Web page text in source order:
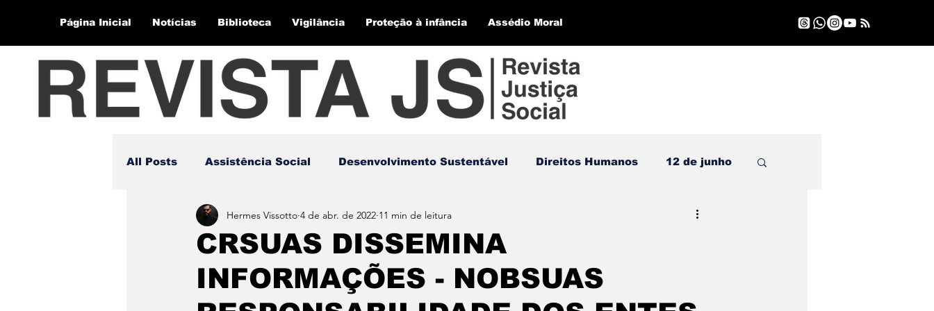
Página Inicial Notícias Biblioteca Vigilância Proteção à infância Assédio Moral
All Posts Assistência Social Desenvolvimento Sustentável Direitos Humanos 12 de junho
CRSUAS DISSEMINA
INFORMAÇÕES - NOBSUAS
Hermes Vissotto 4 de abr. de 2022 11 min de leitura